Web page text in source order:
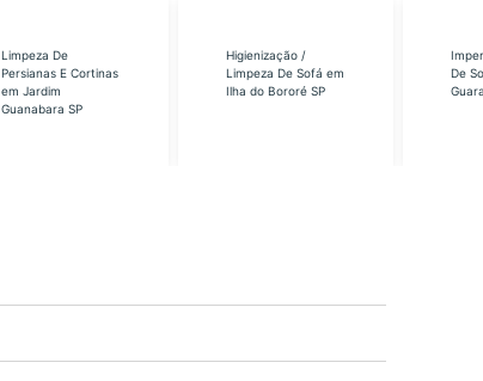
Limpeza De
Persianas E Cortinas
em Jardim
Guanabara SP
Higienização /
Limpeza De Sofá em
Ilha do Bororé SP
De